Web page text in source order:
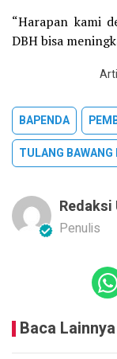
“Harapan kami
DBH bisa
BAPENDA
TULANG
Redaksi
Penulis
Baca Lainnya